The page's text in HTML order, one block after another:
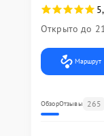
Открыто до
Маршрут
ОбзорОтзывы 265